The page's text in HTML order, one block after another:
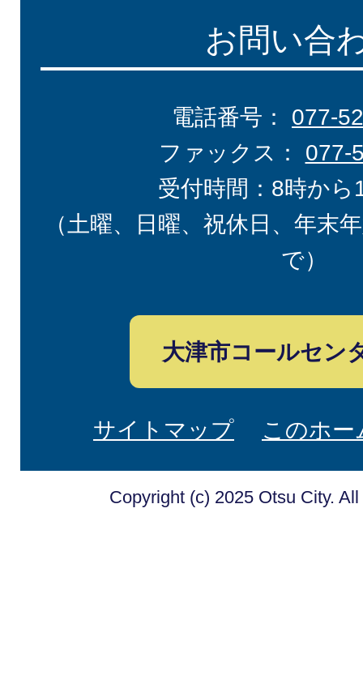
お問い合
電話番号： 077-
ファックス： 077-
受付時間：8時から
（土曜、日曜、祝休日、年末
で）
大津市コールセン
サイトマップ このホ
Copyright (c) 2025 Otsu City.